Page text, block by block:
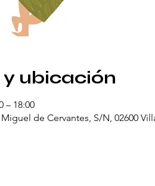
y ubicación
– 18:00
de Cervantes, S/N, 02600